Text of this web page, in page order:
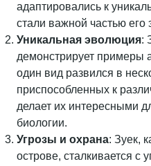
адаптировались к
стали важной частью его
Уникальная эволюция:
демонстрирует примеры
один вид развился в
приспособленных к
делает их интересными
биологии.
Угрозы и охрана: Зуек,
острове, сталкивается с